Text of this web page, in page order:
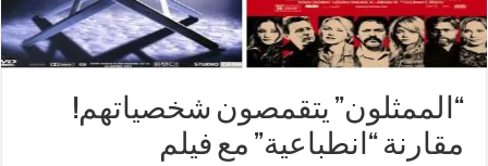
“الممثلون” يتقمصون شخصياتهم!
مقارنة “انطباعية” مع فيلم